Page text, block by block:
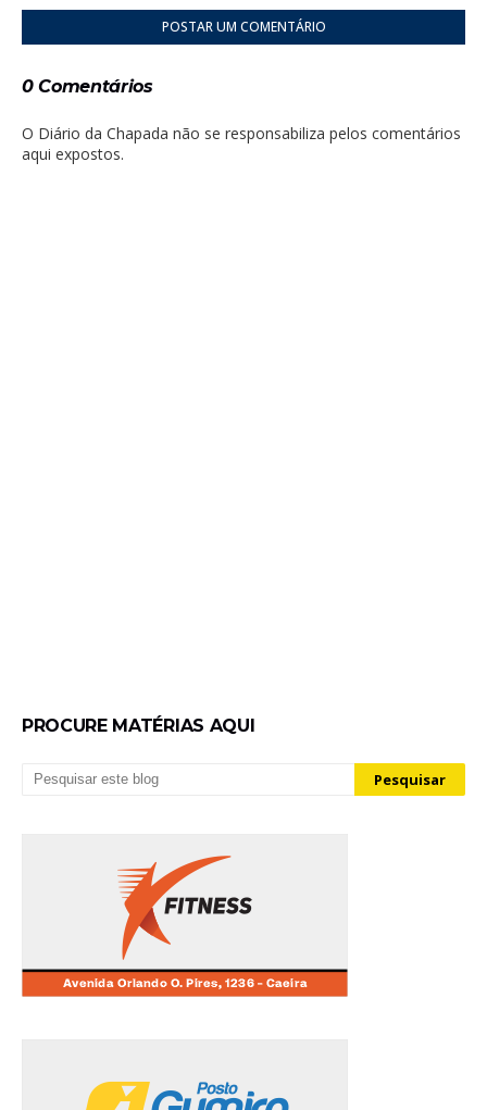
POSTAR UM COMENTÁRIO
0 Comentários
O Diário da Chapada não se responsabiliza pelos comentários
aqui expostos.
PROCURE MATÉRIAS AQUI